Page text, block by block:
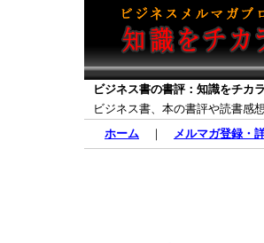
ビジネス書の書評：知識をチカ
ビジネス書、本の書評や読書感
ホーム ｜ メルマガ登録・